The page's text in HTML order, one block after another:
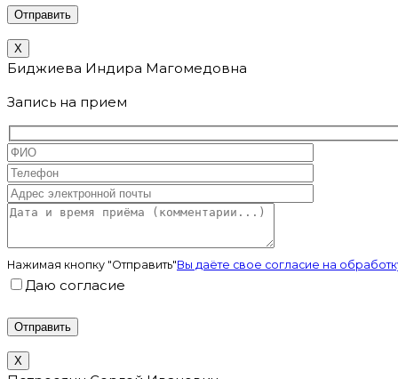
X
Биджиева Индира Магомедовна
Запись на прием
Нажимая кнопку "Отправить"Вы даёте свое согласие на
Даю согласие
X